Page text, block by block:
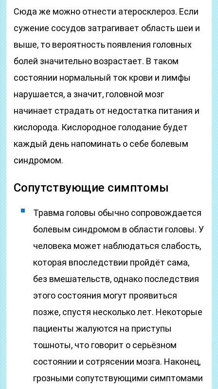
Сюда же можно отнести атеросклероз. Если
сужение сосудов затрагивает область шеи и
выше, то вероятность появления головных
болей значительно возрастает. В таком
состоянии нормальный ток крови и лимфы
нарушается, а значит, головной мозг
начинает страдать от недостатка питания и
кислорода. Кислородное голодание будет
каждый день напоминать о себе болевым
синдромом.
Сопутствующие симптомы
Травма головы обычно сопровождается
болевым синдромом в области головы. У
человека может наблюдаться слабость,
которая впоследствии пройдёт сама,
без вмешательств, однако последствия
этого состояния могут проявиться
позже, спустя несколько лет. Некоторые
пациенты жалуются на приступы
тошноты, что говорит о серьёзном
состоянии и сотрясении мозга. Наконец,
грозными сопутствующими симптомами